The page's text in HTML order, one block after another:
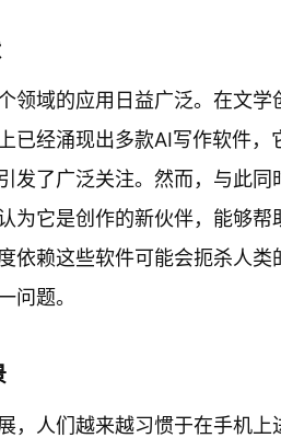
领域的应用日益广泛。在文学
已经涌现出多款AI写作软件，
发了广泛关注。然而，与此同
为它是创作的新伙伴，能够帮
依赖这些软件可能会扼杀人类
问题。
，人们越来越习惯于在手机上